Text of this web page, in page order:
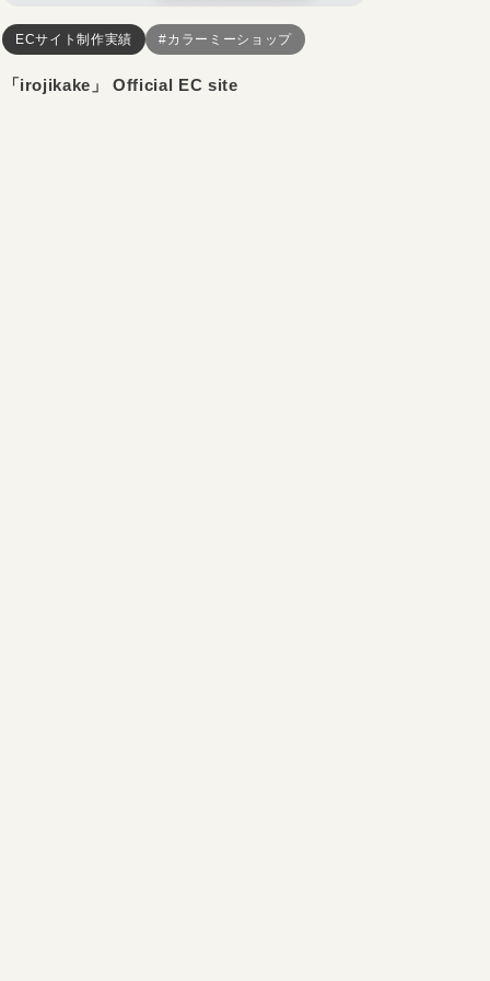
ECサイト制作実績 #カラーミーショップ
「irojikake」 Official EC site